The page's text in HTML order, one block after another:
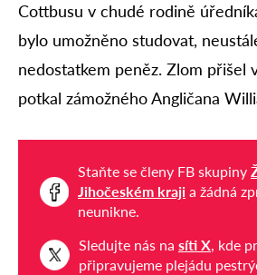
Cottbusu v chudé rodině
bylo umožněno studovat,
nedostatkem peněz. Zlom přišel
potkal zámožného Angličana
Staňte se členy FB skupiny
Jihočeském kraji a žádná
neunikne.
Sledujte nás na síti X, kde
připravujeme plejádu